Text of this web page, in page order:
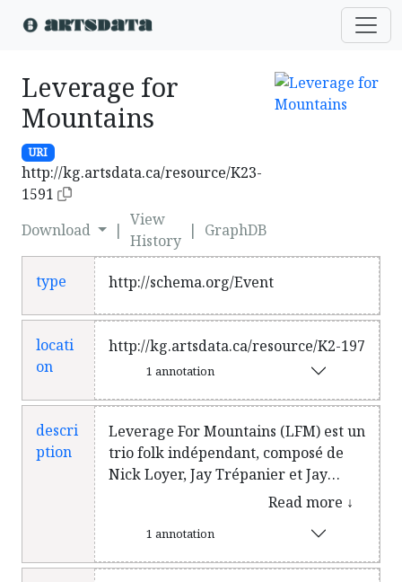
Leverage for
Mountains
URI
http://kg.artsdata.ca/resource/K23-
1591
Download
|
View
History
| GraphDB
type http://schema.org/Event
locati
on
http://kg.artsdata.ca/resource/K2-197
1 annotation
descri
ption
Leverage For Mountains (LFM) est un
trio folk indépendant, composé de
Nick Loyer, Jay Trépanier et Jay
Flynn. L’acoustique riche et les
groupe gatinois sont la clé de sa
rapide montée en popularité. En
Read more ↓
1 annotation